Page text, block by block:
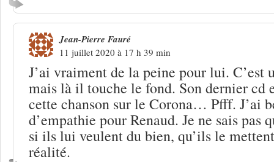
Jean-Pierre Fauré
11 juillet 2020 à 17 h 39 min
J’ai vraiment de la peine pour lui. C’est
mais là il touche le fond. Son dernier cd
cette chanson sur le Corona… Pfff. J’ai
d’empathie pour Renaud. Je ne sais
si ils lui veulent du bien, qu’ils le
réalité.